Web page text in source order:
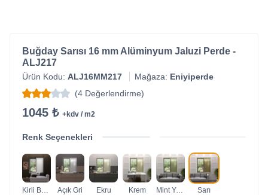
Buğday Sarısı 16 mm Alüminyum Jaluzi Perde -
ALJ217
Ürün Kodu: ALJ16MM217 Mağaza: Eniyiperde
(4 Değerlendirme)
1045 ₺ +kdv / m2
Renk Seçenekleri
Açık Gri Ekru Krem Mint Yeşili Sarı